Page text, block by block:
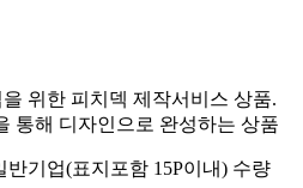
위한 피치덱 제작서비스 상품.
통해 디자인으로 완성하는 상품
기업(표지포함 15P이내) 수량